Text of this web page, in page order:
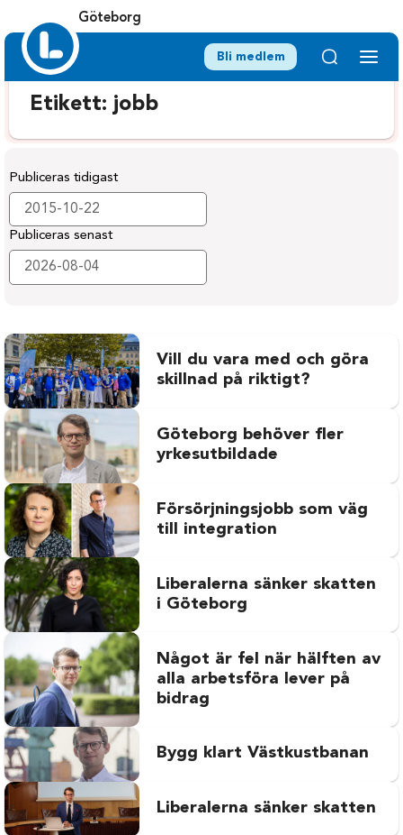
Göteborg
Bli medlem
Etikett: jobb
Publiceras tidigast
Publiceras senast
Vill du vara med och göra
skillnad på riktigt?
Göteborg behöver fler
yrkesutbildade
Försörjningsjobb som väg
till integration
Liberalerna sänker skatten
i Göteborg
Något är fel när hälften av
alla arbetsföra lever på
bidrag
Bygg klart Västkustbanan
Liberalerna sänker skatten